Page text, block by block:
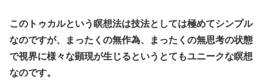
このトゥカルという瞑想法は技法としては極めてシンプル
なのですが、まったくの無作為、まったくの無思考の状態
で視界に様々な顕現が生じるというとてもユニークな瞑想
なのです。